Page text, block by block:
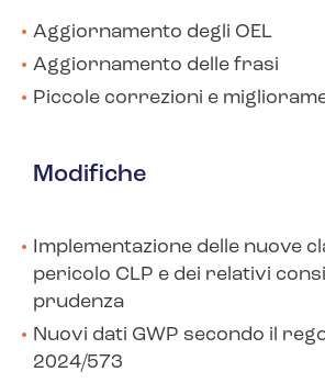
Aggiornamento degli OEL
Aggiornamento delle frasi
Piccole correzioni e
Modifiche
Implementazione delle nuove
pericolo CLP e dei relativi
prudenza
Nuovi dati GWP secondo il
2024/573